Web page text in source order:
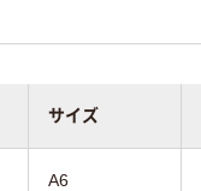
サイズ
A6